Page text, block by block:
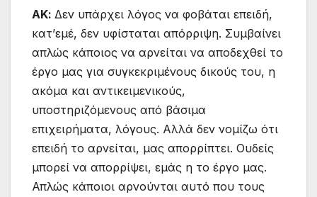
ΑΚ: Δεν υπάρχει λόγος να φοβάται επειδή,
κατ’εμέ, δεν υφίσταται απόρριψη. Συμβαίνει
απλώς κάποιος να αρνείται να αποδεχθεί το
έργο μας για συγκεκριμένους δικούς του, η
ακόμα και αντικειμενικούς,
υποστηριζόμενους από βάσιμα
επιχειρήματα, λόγους. Αλλά δεν νομίζω ότι
επειδή το αρνείται, μας απορρίπτει. Ουδείς
μπορεί να απορρίψει, εμάς η το έργο μας.
Απλώς κάποιοι αρνούνται αυτό που τους